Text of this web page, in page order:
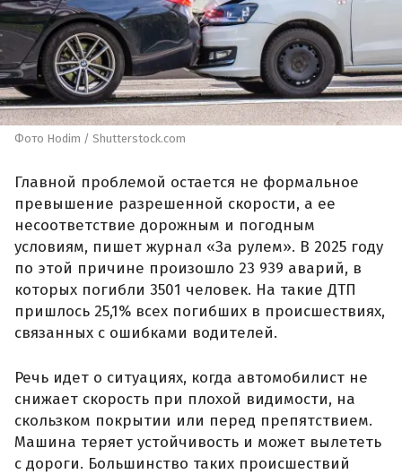
Фото Hodim / Shutterstock.com
Главной проблемой остается не формальное
превышение разрешенной скорости, а ее
несоответствие дорожным и погодным
условиям, пишет журнал «За рулем». В 2025 году
по этой причине произошло 23 939 аварий, в
которых погибли 3501 человек. На такие ДТП
пришлось 25,1% всех погибших в происшествиях,
связанных с ошибками водителей.
Речь идет о ситуациях, когда автомобилист не
снижает скорость при плохой видимости, на
скользком покрытии или перед препятствием.
Машина теряет устойчивость и может вылететь
с дороги. Большинство таких происшествий